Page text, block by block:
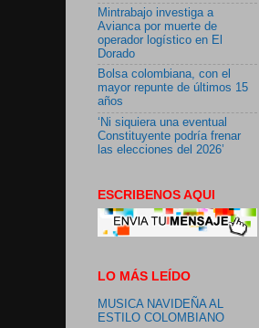
Mintrabajo investiga a
Avianca por muerte de
operador logístico en El
Dorado
Bolsa colombiana, con el
mayor repunte de últimos 15
años
‘Ni siquiera una eventual
Constituyente podría frenar
las elecciones del 2026’
ESCRIBENOS AQUI
LO MÁS LEÍDO
MUSICA NAVIDEÑA AL
ESTILO COLOMBIANO